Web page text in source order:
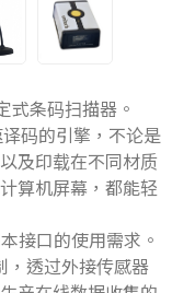
式条码扫描器。
码的引擎，不论是
及印载在不同材质
算机屏幕，都能轻
接口的使用需求。
，透过外接传感器